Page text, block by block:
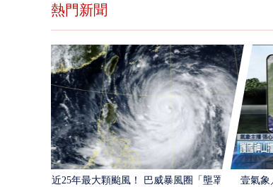
熱門新聞
近25年最大顆颱風！ 巴威暴風圈「壟罩4
壹氣象